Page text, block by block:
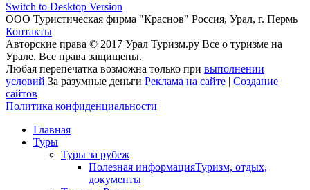
Switch to Desktop Version
ООО Туристическая фирма "Краснов" Россия, Урал, г. Пермь
Контакты
Авторские права © 2017 Урал Туризм.ру Все о туризме на
Урале. Все права защищены.
Любая перепечатка возможна только при выполнении
условий За разумные деньги Реклама на сайте | Создание
сайтов
Политика конфиденциальности
Главная
Туры
Туры за рубеж
Полезная информацияТуризм, отдых,
документы